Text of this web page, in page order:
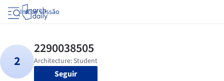
Iniciar sessão
Seguir